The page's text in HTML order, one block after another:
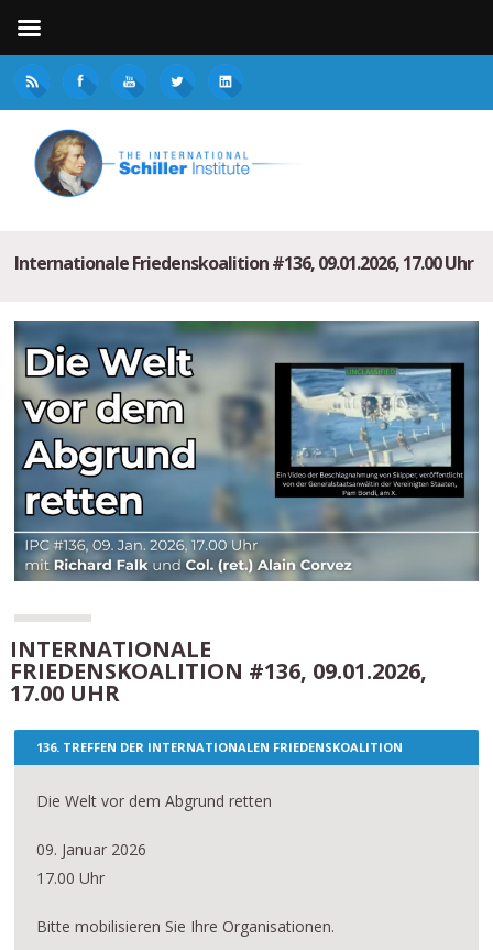
Internationale Friedenskoalition #136, 09.01.2026, 17.00 Uhr
INTERNATIONALE
FRIEDENSKOALITION #136, 09.01.2026,
17.00 UHR
136. TREFFEN DER INTERNATIONALEN FRIEDENSKOALITION
Die Welt vor dem Abgrund retten
09. Januar 2026
17.00 Uhr
Bitte mobilisieren Sie Ihre Organisationen.